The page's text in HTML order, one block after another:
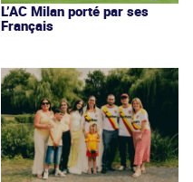
L’AC Milan porté par ses
Français